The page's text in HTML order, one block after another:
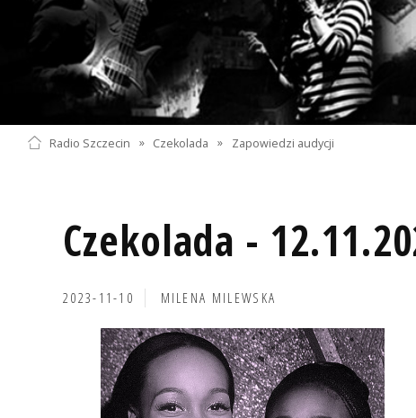
Radio Szczecin » Czekolada » Zapowiedzi audycji
Czekolada -
2023-11-10 MILENA MILEWSKA